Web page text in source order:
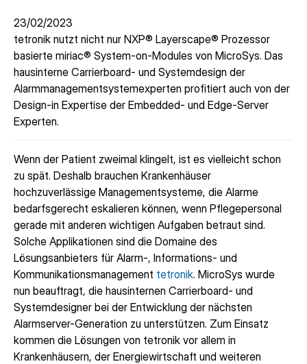
23/02/2023
tetronik nutzt nicht nur NXP® Layerscape® Prozessor
basierte miriac® System-on-Modules von MicroSys. Das
hausinterne Carrierboard- und Systemdesign der
Alarmmanagementsystemexperten profitiert auch von der
Design-in Expertise der Embedded- und Edge-Server
Experten.
Wenn der Patient zweimal klingelt, ist es vielleicht schon
zu spät. Deshalb brauchen Krankenhäuser
hochzuverlässige Managementsysteme, die Alarme
bedarfsgerecht eskalieren können, wenn Pflegepersonal
gerade mit anderen wichtigen Aufgaben betraut sind.
Solche Applikationen sind die Domaine des
Lösungsanbieters für Alarm-, Informations- und
Kommunikationsmanagement tetronik. MicroSys wurde
nun beauftragt, die hausinternen Carrierboard- und
Systemdesigner bei der Entwicklung der nächsten
Alarmserver-Generation zu unterstützen. Zum Einsatz
kommen die Lösungen von tetronik vor allem in
Krankenhäusern, der Energiewirtschaft und weiteren